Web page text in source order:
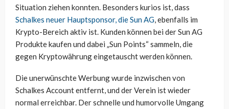
Situation ziehen konnten. Besonders kurios ist, dass
Schalkes neuer Hauptsponsor, die Sun AG, ebenfalls im
Krypto-Bereich aktiv ist. Kunden können bei der Sun AG
Produkte kaufen und dabei „Sun Points“ sammeln, die
gegen Kryptowährung eingetauscht werden können.
Die unerwünschte Werbung wurde inzwischen von
Schalkes Account entfernt, und der Verein ist wieder
normal erreichbar. Der schnelle und humorvolle Umgang